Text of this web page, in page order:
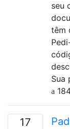
seu
têm
Sua
17